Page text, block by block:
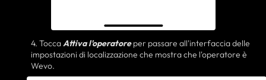
4. ToccaAttiva l'operatore per passare all'interfaccia delle
impostazioni di localizzazione che mostra che l'operatore è
Wevo.